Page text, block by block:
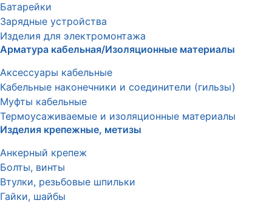
Батарейки
Зарядные устройства
Изделия для электромонтажа
Арматура кабельная/Изоляционные материалы
Аксессуары кабельные
Кабельные наконечники и соединители (гильзы)
Муфты кабельные
Термоусаживаемые и изоляционные материалы
Изделия крепежные, метизы
Анкерный крепеж
Болты, винты
Втулки, резьбовые шпильки
Гайки, шайбы